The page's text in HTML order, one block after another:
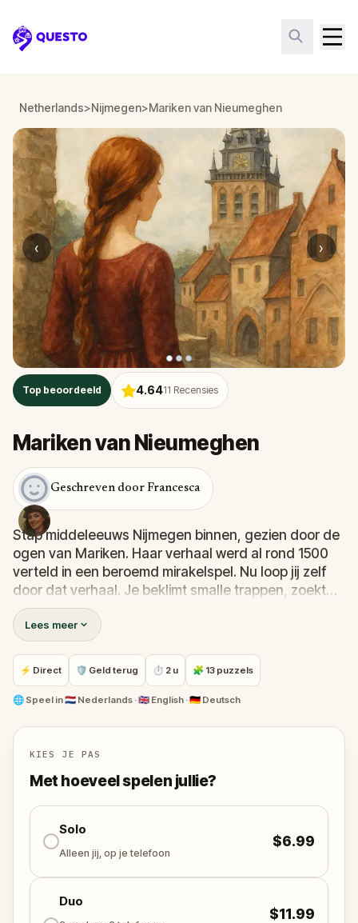
Questo
Netherlands>Nijmegen>Mariken van Nieumeghen
‹ ›
Top beoordeeld 4.6411 Recensies
Mariken van Nieumeghen
Geschreven door Francesca
Stap middeleeuws Nijmegen binnen, gezien door de
ogen van Mariken. Haar verhaal werd al rond 1500
verteld in een beroemd mirakelspel. Nu loop jij zelf
door dat verhaal. Je beklimt smalle trappen, zoekt
verborgen poorten en staat voor gebouwen die al
eeuwen over de stad uitkijken. Onderweg volg je
Mariken door twijfel, verleiding en hoop. Dit is geen
gewone wandeling. Dit is Marikens verhaal, midden
in Nijmegen.
Lees meer
⚡ Direct 🛡 Geld terug ⏱ 2 u 🧩 13 puzzels
🌐 Speel in🇳🇱 Nederlands · 🇬🇧 English · 🇩🇪 Deutsch
KIES JE PAS
Met hoeveel spelen jullie?
Solo
Alleen jij, op je telefoon
$6.99
Duo
$11.99